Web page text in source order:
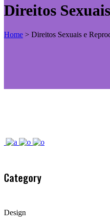
Direitos
Home > Direitos Sexuais e
Category
Design